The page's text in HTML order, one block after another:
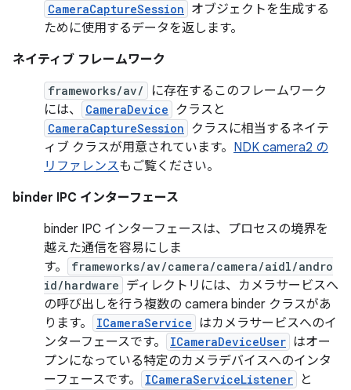
CameraCaptureSession オブジェクトを生成する
ために使用するデータを返します。
ネイティブ フレームワーク
frameworks/av/
に存在するこのフレームワーク
には、
CameraDevice クラスと
CameraCaptureSession
クラスに相当するネイテ
ィブ クラスが用意されています。 NDK camera2 の
リファレンスもご覧ください。
binder IPC インターフェース
binder IPC インターフェースは、プロセスの境界を
越えた通信を容易にしま
す。
frameworks/av/camera/camera/aidl/andro
id/hardware ディレクトリには、カメラサービスへ
の呼び出しを行う複数の camera binder クラスがあ
ります。
ICameraService はカメラサービスへのイ
ンターフェースです。
ICameraDeviceUser はオー
プンになっている特定のカメラデバイスへのインタ
ーフェースです。
ICameraServiceListener と